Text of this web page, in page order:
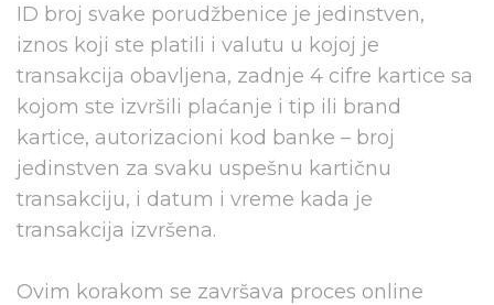
ID broj svake porudžbenice je jedinstven,
iznos koji ste platili i valutu u kojoj je
transakcija obavljena, zadnje 4 cifre kartice sa
kojom ste izvršili plaćanje i tip ili brand
kartice, autorizacioni kod banke – broj
jedinstven za svaku uspešnu kartičnu
transakciju, i datum i vreme kada je
transakcija izvršena.
Ovim korakom se završava proces online